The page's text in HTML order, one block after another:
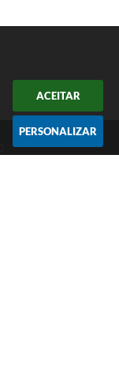
ACEITAR
PERSONALIZAR